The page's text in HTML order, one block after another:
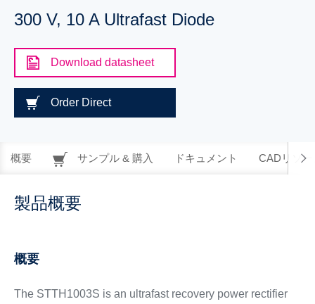
300 V, 10 A Ultrafast Diode
Download datasheet
Order Direct
概要 サンプル & 購入 ドキュメント CADリソー
製品概要
概要
The STTH1003S is an ultrafast recovery power rectifier